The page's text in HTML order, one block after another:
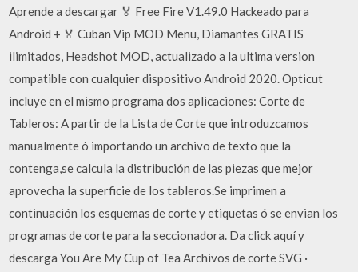
Aprende a descargar 🏅 Free Fire V1.49.0 Hackeado para
Android + 🏅 Cuban Vip MOD Menu, Diamantes GRATIS
ilimitados, Headshot MOD, actualizado a la ultima version
compatible con cualquier dispositivo Android 2020. Opticut
incluye en el mismo programa dos aplicaciones: Corte de
Tableros: A partir de la Lista de Corte que introduzcamos
manualmente ó importando un archivo de texto que la
contenga,se calcula la distribución de las piezas que mejor
aprovecha la superficie de los tableros.Se imprimen a
continuación los esquemas de corte y etiquetas ó se envian los
programas de corte para la seccionadora. Da click aquí y
descarga You Are My Cup of Tea Archivos de corte SVG ·